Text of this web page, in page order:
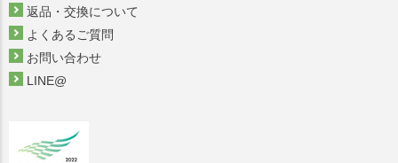
返品・交換について
よくあるご質問
お問い合わせ
LINE@